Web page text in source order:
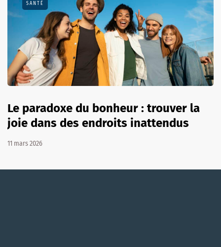
SANTÉ
Le paradoxe du bonheur : trouver la
joie dans des endroits inattendus
11 mars 2026